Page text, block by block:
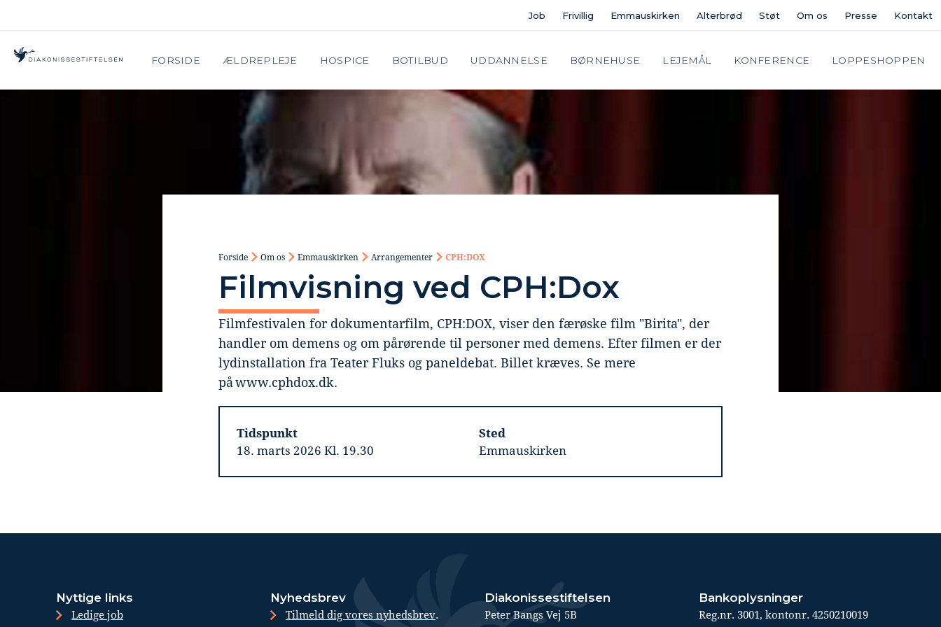
Job Frivillig Emmauskirken Alterbrød Støt Om os Presse Kontakt
FORSIDE ÆLDREPLEJE HOSPICE BOTILBUD UDDANNELSE BØRNEHUSE LEJEMÅL KONFERENCE LOPPESHOPPEN
Forside Om os Emmauskirken Arrangementer CPH:DOX
Filmvisning ved CPH:Dox
Filmfestivalen for dokumentarfilm, CPH:DOX, viser den færøske film "Birita", der
handler om demens og om pårørende til personer med demens. Efter filmen er der
lydinstallation fra Teater Fluks og paneldebat. Billet kræves. Se mere
på www.cphdox.dk.
Tidspunkt
18. marts 2026 Kl. 19.30
Sted
Emmauskirken
Nyttige links
Ledige job
Nyhedsbrev
Tilmeld dig vores nyhedsbrev.
Diakonissestiftelsen
Peter Bangs Vej 5B
Bankoplysninger
Reg.nr. 3001, kontonr. 4250210019